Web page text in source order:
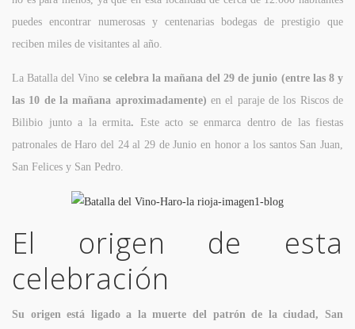
puedes encontrar numerosas y centenarias bodegas de prestigio que
reciben miles de visitantes al año.
La Batalla del Vino se celebra la mañana del 29 de junio (entre las 8 y
las 10 de la mañana aproximadamente) en el paraje de los Riscos de
Bilibio junto a la ermita. Este acto se enmarca dentro de las fiestas
patronales de Haro del 24 al 29 de Junio en honor a los santos San Juan,
San Felices y San Pedro.
El origen de esta
celebración
Su origen está ligado a la muerte del patrón de la ciudad, San